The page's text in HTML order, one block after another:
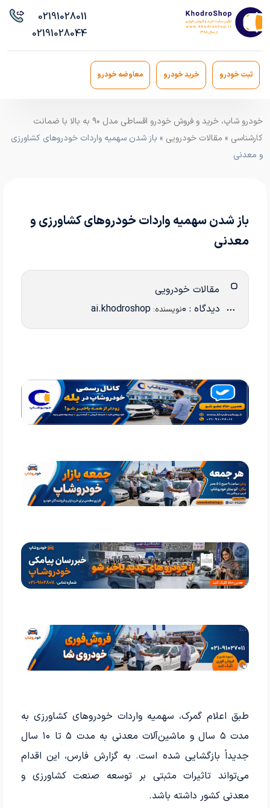
02191028011
02191028044
ثبت خودرو خرید خودرو معاوضه خودرو
خودرو شاپ، خرید و فروش خودرو اقساطی مدل ۹۰ به بالا با ضمانت
کارشناسی » مقالات خودرویی » باز شدن سهمیه واردات خودروهای کشاورزی
و معدنی
باز شدن سهمیه واردات خودروهای کشاورزی و
معدنی
مقالات خودرویی
دیدگاه : 0 نویسنده: ai.khodroshop
طبق اعلام گمرک، سهمیه واردات خودروهای کشاورزی به
مدت ۵ سال و ماشین‌آلات معدنی به مدت ۵ تا ۱۰ سال
جدیداً بازگشایی شده است. به گزارش فارس، این اقدام
می‌تواند تاثیرات مثبتی بر توسعه صنعت کشاورزی و
معدنی کشور داشته باشد.